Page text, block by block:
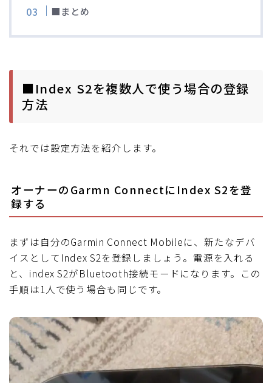
■まとめ
■Index S2を複数人で使う場合の登録
方法
それでは設定方法を紹介します。
オーナーのGarmn ConnectにIndex S2を登
録する
まずは自分のGarmin Connect Mobileに、新たなデバ
イスとしてIndex S2を登録しましょう。電源を入れる
と、index S2がBluetooth接続モードになります。この
手順は1人で使う場合も同じです。